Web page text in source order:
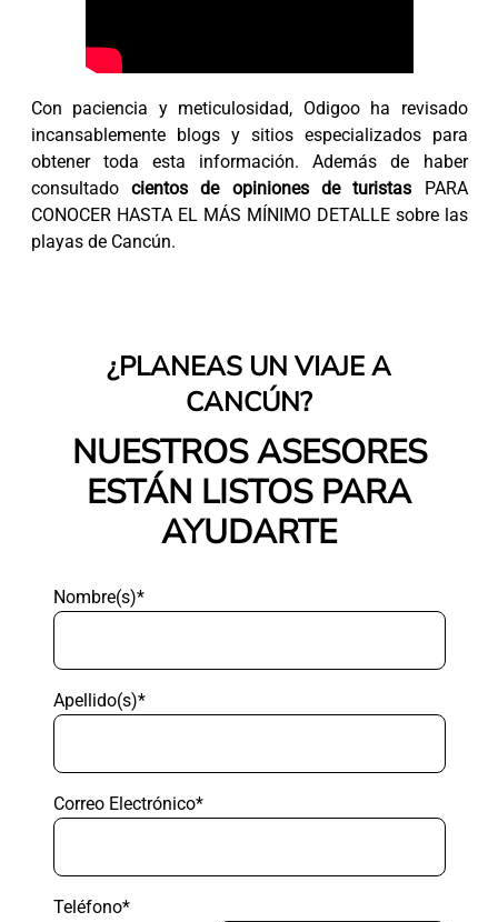
Con paciencia y meticulosidad, Odigoo ha revisado
incansablemente blogs y sitios especializados para
obtener toda esta información. Además de haber
consultado cientos de opiniones de turistas PARA
CONOCER HASTA EL MÁS MÍNIMO DETALLE sobre las
playas de Cancún.
¿PLANEAS UN VIAJE A
CANCÚN?
NUESTROS ASESORES
ESTÁN LISTOS PARA
AYUDARTE
Nombre(s)*
Apellido(s)*
Correo Electrónico*
Teléfono*